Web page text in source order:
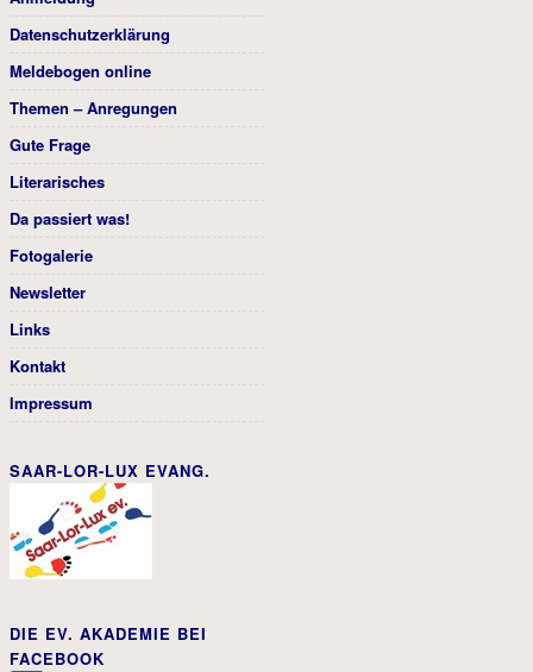
Datenschutzerklärung
Meldebogen online
Themen – Anregungen
Gute Frage
Literarisches
Da passiert was!
Fotogalerie
Newsletter
Links
Kontakt
Impressum
SAAR-LOR-LUX EVANG.
DIE EV. AKADEMIE BEI
FACEBOOK